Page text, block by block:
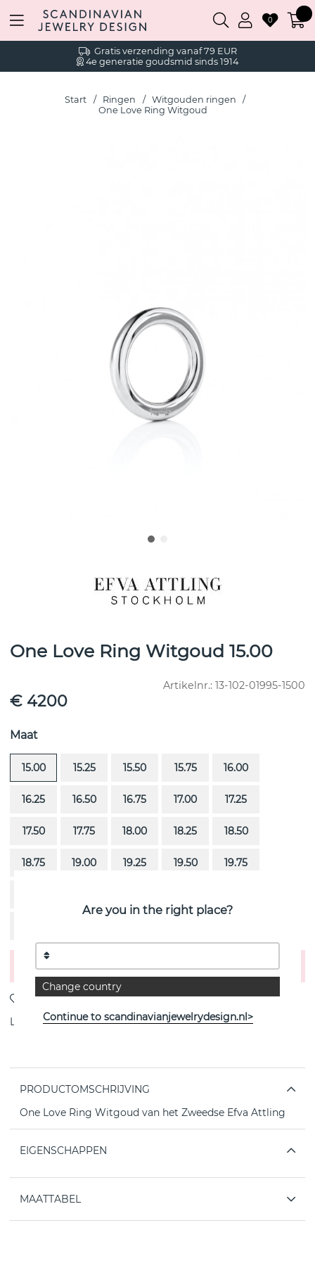
Gratis verzending vanaf 79 EUR
4e generatie goudsmid sinds 1914
0
Start Ringen
Witgouden ringen
One Love Ring Witgoud
One Love Ring Witgoud 15.00
Artikelnr.: 13-102-01995-1500
€ 4200
Maat
15.00 15.25 15.50 15.75 16.00
16.25 16.50 16.75 17.00 17.25
17.50 17.75 18.00 18.25 18.50
18.75 19.00 19.25 19.50 19.75
Voeg toe aan winkelwagen
Levering:Bestel item 4-6 weken
PRODUCTOMSCHRIJVING
One Love Ring Witgoud van het Zweedse Efva Attling
EIGENSCHAPPEN
MAATTABEL
Are you in the right place?
Change country
Continue to scandinavianjewelrydesign.nl>